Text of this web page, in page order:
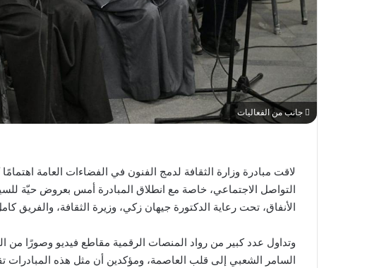
جانب من الفعاليات
لاقت مبادرة وزارة الثقافة لدمج الفنون في الفضاءات العامة
التواصل الاجتماعي، خاصة مع انطلاق المبادرة أمس بعروض حيّة
الأنفاق، تحت رعاية الدكتورة جيهان زكي، وزيرة الثقافة، والفريق
وتداول عدد كبير من رواد المنصات الرقمية مقاطع فيديو وصورًا من
السامر الشعبي إلى قلب العاصمة، ومؤكدين أن مثل هذه